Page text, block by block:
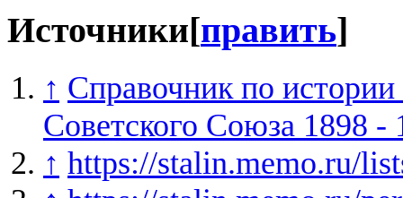
Источники [править]
↑ Справочник по
Советского Союза 1898 -
↑ https://stalin.memo.ru/